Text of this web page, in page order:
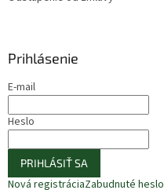
Prihlásenie
E-mail
Heslo
PRIHLÁSIŤ SA
Nová registráciaZabudnuté heslo